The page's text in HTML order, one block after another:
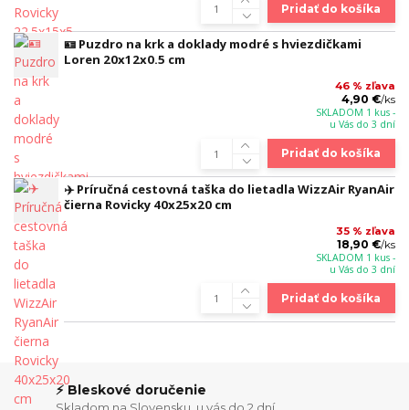
Pridať do košíka
🪪 Puzdro na krk a doklady modré s hviezdičkami
Loren 20x12x0.5 cm
46 % zľava
4,90 €/ks
SKLADOM 1 kus -
u Vás do 3 dní
Pridať do košíka
✈️ Príručná cestovná taška do lietadla WizzAir RyanAir
čierna Rovicky 40x25x20 cm
35 % zľava
18,90 €/ks
SKLADOM 1 kus -
u Vás do 3 dní
Pridať do košíka
⚡ Bleskové doručenie